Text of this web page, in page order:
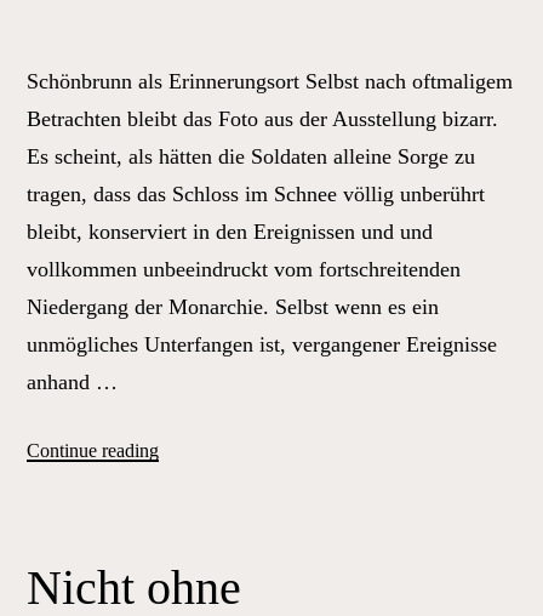
Schönbrunn als Erinnerungsort Selbst nach oftmaligem
Betrachten bleibt das Foto aus der Ausstellung bizarr.
Es scheint, als hätten die Soldaten alleine Sorge zu
tragen, dass das Schloss im Schnee völlig unberührt
bleibt, konserviert in den Ereignissen und und
vollkommen unbeeindruckt vom fortschreitenden
Niedergang der Monarchie. Selbst wenn es ein
unmögliches Unterfangen ist, vergangener Ereignisse
anhand …
Continue reading„Nicht
Schloss
Nicht ohne